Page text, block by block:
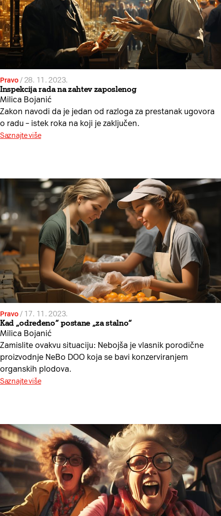
Pravo /28. 11. 2023.
Inspekcija rada na zahtev zaposlenog
Milica Bojanić
Zakon navodi da je jedan od razloga za prestanak ugovora
o radu – istek roka na koji je zaključen.
Saznajte više
Pravo / 17. 11. 2023.
Kad „određeno“ postane „za stalno“
Milica Bojanić
Zamislite ovakvu situaciju: Nebojša je vlasnik porodične
proizvodnje NeBo DOO koja se bavi konzerviranjem
organskih plodova.
Saznajte više